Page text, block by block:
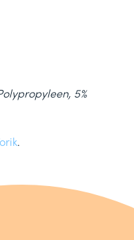
5%
.